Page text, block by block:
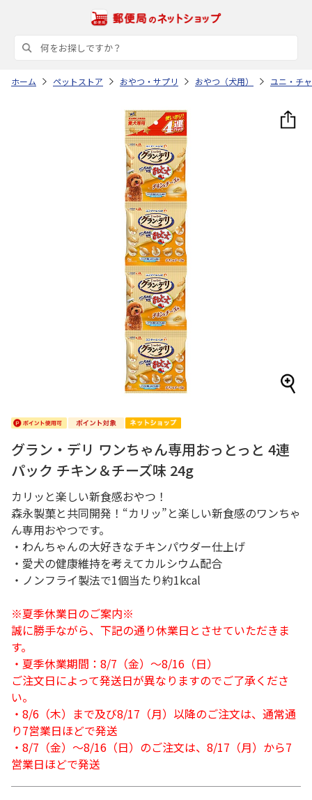
ホーム ペットストア おやつ・サプリ おやつ（犬用） ユニ・チ
グラン・デリ ワンちゃん専用おっとっと 4連
パック チキン＆チーズ味 24g
カリッと楽しい新食感おやつ！
森永製菓と共同開発！“カリッ”と楽しい新食感のワンちゃ
ん専用おやつです。
・わんちゃんの大好きなチキンパウダー仕上げ
・愛犬の健康維持を考えてカルシウム配合
・ノンフライ製法で1個当たり約1kcal
※夏季休業日のご案内※
誠に勝手ながら、下記の通り休業日とさせていただきま
す。
・夏季休業期間：8/7（金）～8/16（日）
ご注文日によって発送日が異なりますのでご了承くださ
い。
・8/6（木）まで及び8/17（月）以降のご注文は、通常通
り7営業日ほどで発送
・8/7（金）～8/16（日）のご注文は、8/17（月）から7
営業日ほどで発送